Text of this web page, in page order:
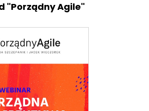
"Porządny Agile"